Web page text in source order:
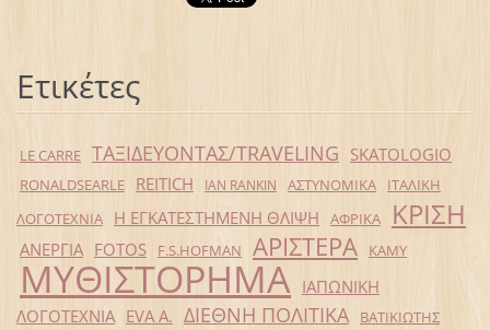
Ετικέτες
LE CARRE ΤΑΞΙΔΕΥΟΝΤΑΣ/TRAVELING SKATOLOGIO
RONALDSEARLE REITICH IAN RANKIN ΑΣΤΥΝΟΜΙΚΑ
ΙΤΑΛΙΚΗ
ΛΟΓΟΤΕΧΝΙΑ
Η ΕΓΚΑΤΕΣΤΗΜΕΝΗ ΘΛΙΨΗ ΑΦΡΙΚΑ ΚΡΙΣΗ
ΑΝΕΡΓΙΑ FOTOS F.S.HOFMAN ΑΡΙΣΤΕΡΑ ΚΑΜΥ
ΜΥΘΙΣΤΟΡΗΜΑ ΙΑΠΩΝΙΚΗ
ΛΟΓΟΤΕΧΝΙΑ EVA Α. ΔΙΕΘΝΗ ΠΟΛΙΤΙΚΑ ΒΑΤΙΚΙΩΤΗΣ